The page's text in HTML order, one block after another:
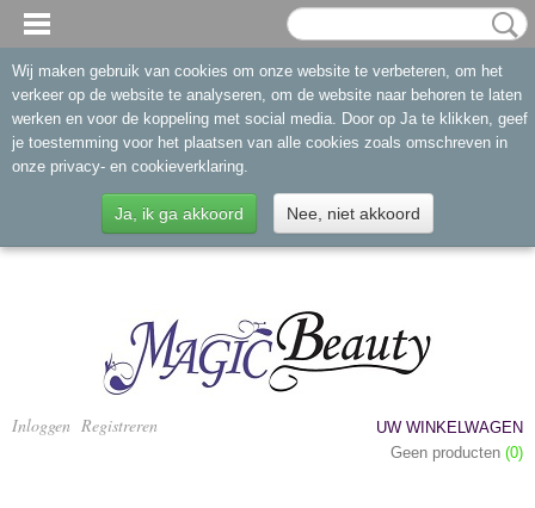
Inloggen Registreren
UW WINKELWAGEN
Geen producten (0)
Wij maken gebruik van cookies om onze website te verbeteren, om het
verkeer op de website te analyseren, om de website naar behoren te laten
werken en voor de koppeling met social media. Door op Ja te klikken, geef
je toestemming voor het plaatsen van alle cookies zoals omschreven in
onze privacy- en cookieverklaring.
Ja, ik ga akkoord Nee, niet akkoord